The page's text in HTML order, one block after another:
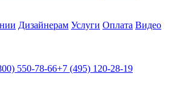
Дизайнерам Услуги Оплата Видео
550-78-66+7 (495) 120-28-19